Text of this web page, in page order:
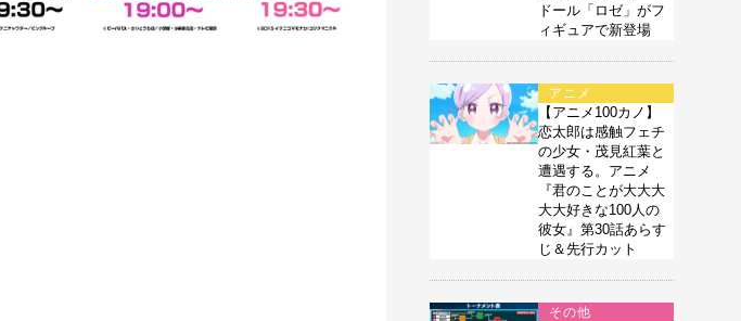
ドール「ロゼ」がフ
ィギュアで新登場
アニメ
【アニメ100カノ】
恋太郎は感触フェチ
の少女・茂見紅葉と
遭遇する。アニメ
『君のことが大大大
大大好きな100人の
彼女』第30話あらす
じ＆先行カット
その他